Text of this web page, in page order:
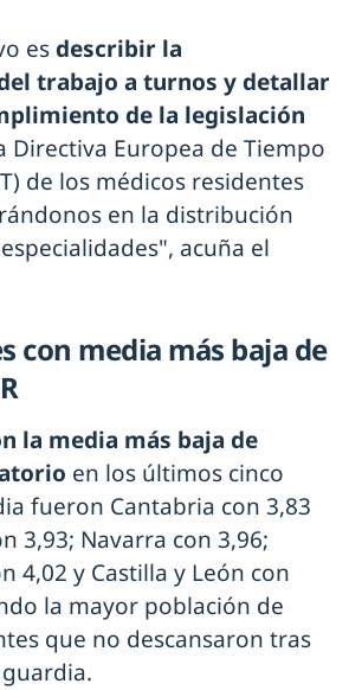
es describir la
trabajo a turnos y detallar
de la legislación
Directiva Europea de Tiempo
de los médicos residentes
en la distribución
acuña el
con media más baja de
la media más baja de
en los últimos cinco
fueron Cantabria con 3,83
3,93; Navarra con 3,96;
4,02 y Castilla y León con
la mayor población de
que no descansaron tras